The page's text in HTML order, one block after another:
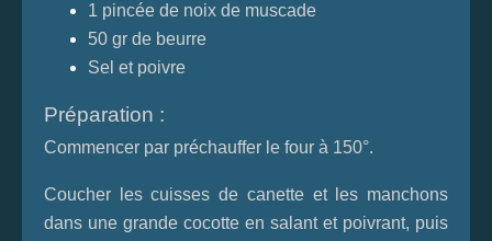
1 pincée de noix de muscade
50 gr de beurre
Sel et poivre
Préparation :
Commencer par préchauffer le four à 150°.
Coucher les cuisses de canette et les manchons
dans une grande cocotte en salant et poivrant, puis